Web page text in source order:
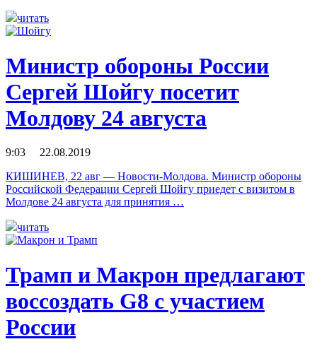
читать
Министр обороны России
Сергей Шойгу посетит
Молдову 24 августа
9:03 22.08.2019
КИШИНЕВ, 22 авг — Новости-Молдова. Министр обороны
Российской Федерации Сергей Шойгу приедет с визитом в
Молдове 24 августа для принятия …
читать
Трамп и Макрон предлагают
воссоздать G8 с участием
России